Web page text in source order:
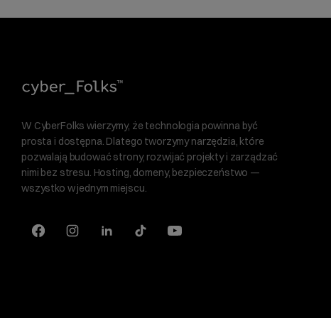
W CyberFolks wierzymy, że technologia powinna być
prosta i dostępna. Dlatego tworzymy narzędzia, które
pozwalają budować strony, rozwijać projekty i zarządzać
nimi bez stresu. Hosting, domeny, bezpieczeństwo —
wszystko w jednym miejscu.